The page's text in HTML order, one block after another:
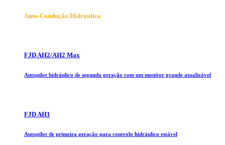
Auto-Condução Hidráulica
FJD AH2/AH2 Max
Autopilot hidráulico de segunda geração com um monitor grande atualizável
FJD AH1
Autopilot de primeira geração para controlo hidráulico estável